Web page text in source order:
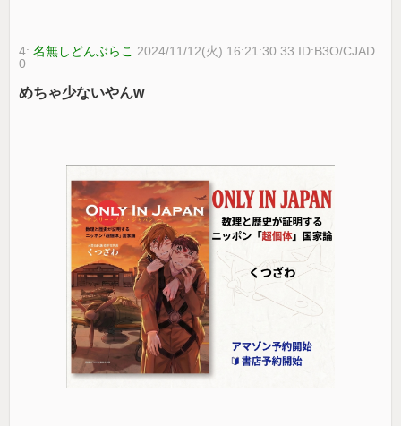
4:名無しどんぶらこ 2024/11/12(火) 16:21:30.33 ID:B3O/CJAD
0
めちゃ少ないやんw